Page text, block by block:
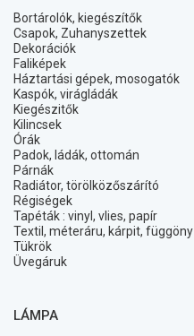
Bortárolók, kiegészítők
Csapok, Zuhanyszettek
Dekorációk
Faliképek
Háztartási gépek, mosogatók
Kaspók, virágládák
Kiegészitők
Kilincsek
Órák
Padok, ládák, ottomán
Párnák
Radiátor, törölközőszárító
Régiségek
Tapéták : vinyl, vlies, papír
Textil, méteráru, kárpit, függöny
Tükrök
Üvegáruk
LÁMPA